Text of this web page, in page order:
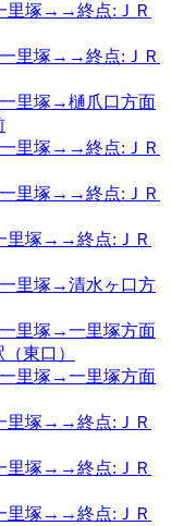
里塚→→終点:ＪＲ
里塚→→終点:ＪＲ
里塚→樋爪口方面
里塚→→終点:ＪＲ
里塚→→終点:ＪＲ
里塚→→終点:ＪＲ
里塚→清水ヶ口方
里塚→一里塚方面
東口）
里塚→一里塚方面
里塚→→終点:ＪＲ
里塚→→終点:ＪＲ
里塚→→終点:ＪＲ